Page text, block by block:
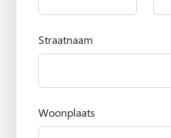
Straatnaam
Woonplaats